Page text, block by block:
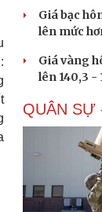
Giá bạc
lên mức
Giá vàng
lên 140,3 -
QUÂN SỰ